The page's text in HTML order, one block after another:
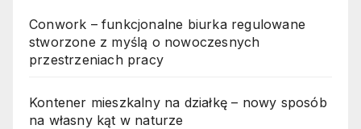
Conwork – funkcjonalne biurka regulowane
stworzone z myślą o nowoczesnych
przestrzeniach pracy
Kontener mieszkalny na działkę – nowy sposób
na własny kąt w naturze